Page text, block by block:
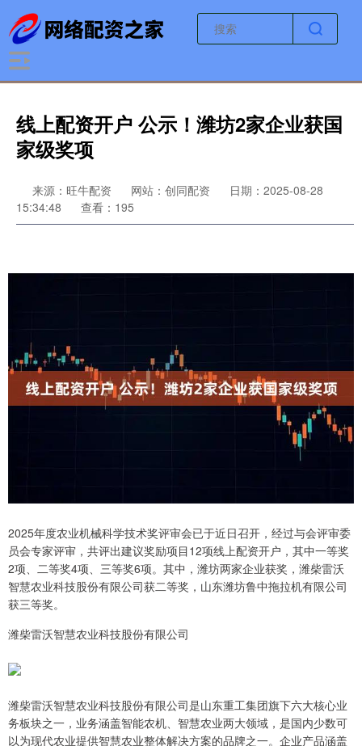
线上配资开户 公示！潍坊2家企业获国
家级奖项
来源：旺牛配资 网站：创同配资
日期：2025-08-28
15:34:48
查看：195
2025年度农业机械科学技术奖评审会已于近日召开，经过与会评审委
员会专家评审，共评出建议奖励项目12项线上配资开户，其中一等奖
2项、二等奖4项、三等奖6项。其中，潍坊两家企业获奖，潍柴雷沃
智慧农业科技股份有限公司获二等奖，山东潍坊鲁中拖拉机有限公司
获三等奖。
潍柴雷沃智慧农业科技股份有限公司
潍柴雷沃智慧农业科技股份有限公司是山东重工集团旗下六大核心业
务板块之一，业务涵盖智能农机、智慧农业两大领域，是国内少数可
以为现代农业提供智慧农业整体解决方案的品牌之一。企业产品涵盖